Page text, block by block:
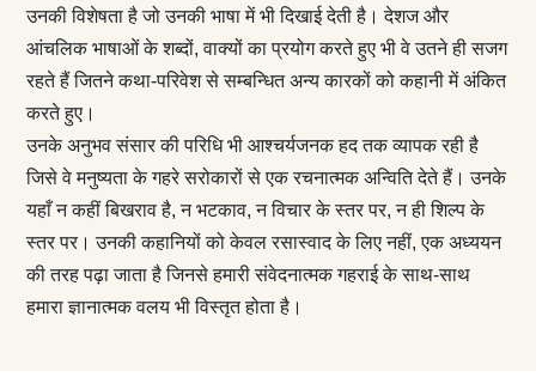
उनकी विशेषता है जो उनकी भाषा में भी दिखाई देती है। देशज और
आंचलिक भाषाओं के शब्दों, वाक्यों का प्रयोग करते हुए भी वे उतने ही सजग
रहते हैं जितने कथा-परिवेश से सम्बन्धित अन्य कारकों को कहानी में अंकित
करते हुए।
उनके अनुभव संसार की परिधि भी आश्चर्यजनक हद तक व्यापक रही है
जिसे वे मनुष्यता के गहरे सरोकारों से एक रचनात्मक अन्विति देते हैं। उनके
यहाँ न कहीं बिखराव है, न भटकाव, न विचार के स्तर पर, न ही शिल्प के
स्तर पर। उनकी कहानियों को केवल रसास्वाद के लिए नहीं, एक अध्ययन
की तरह पढ़ा जाता है जिनसे हमारी संवेदनात्मक गहराई के साथ-साथ
हमारा ज्ञानात्मक वलय भी विस्तृत होता है।